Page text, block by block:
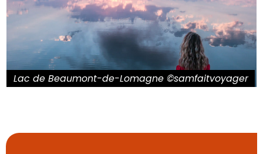
Lac de Beaumont-de-Lomagne ©samfaitvoyager